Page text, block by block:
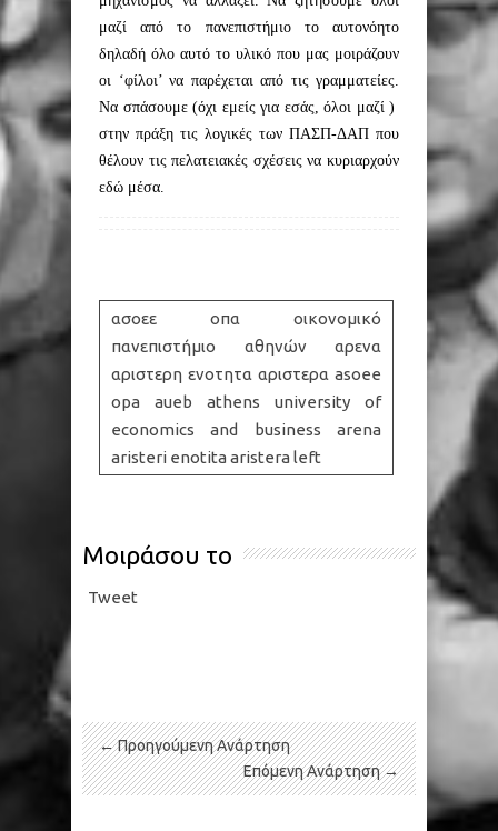
μαζί από το πανεπιστήμιο το αυτονόητο
δηλαδή όλο αυτό το υλικό που μας μοιράζουν
οι ‘φίλοι’ να παρέχεται από τις γραμματείες.
Να σπάσουμε (όχι εμείς για εσάς, όλοι μαζί )
στην πράξη τις λογικές των ΠΑΣΠ-ΔΑΠ που
θέλουν τις πελατειακές σχέσεις να κυριαρχούν
εδώ μέσα.
ασοεε οπα οικονομικό
πανεπιστήμιο αθηνών αρενα
αριστερη ενοτητα αριστερα asoee
opa aueb athens university of
economics and business arena
aristeri enotita aristera left
Μοιράσου το
Tweet
← Προηγούμενη Ανάρτηση
Επόμενη Ανάρτηση →